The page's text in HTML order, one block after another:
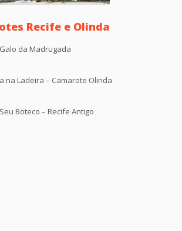
Recife e Olinda
da Madrugada
na Ladeira – Camarote Olinda
Boteco – Recife Antigo